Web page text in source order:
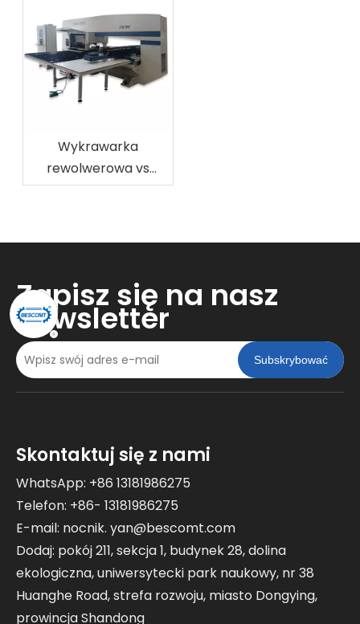
Wykrawarka
rewolwerowa vs
cięcie laserowe
Zapisz się na nasz
newsletter
Subskrybować
Skontaktuj się z nami
WhatsApp: +86 13181986275
Telefon: +86- 13181986275
E-mail: nocnik. yan@bescomt.com
Dodaj: pokój 211, sekcja 1, budynek 28, dolina
ekologiczna, uniwersytecki park naukowy, nr 38
Huanghe Road, strefa rozwoju, miasto Dongying,
prowincja Shandong